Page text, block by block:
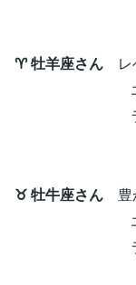
♈ 牡羊座さん レ
エネル
ラッキー
♉ 牡牛座さん 豊
エネル
ラッキー